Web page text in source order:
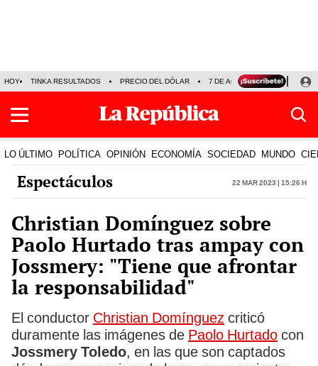
HOY TINKA RESULTADOS PRECIO DEL DÓLAR 7 DE AGOSTO OLLANTA
LO ÚLTIMO POLÍTICA OPINIÓN ECONOMÍA SOCIEDAD MUNDO
Espectáculos 22 Mar 2023 | 15:26 h
Christian Domínguez sobre
Paolo Hurtado tras ampay con
Jossmery: "Tiene que afrontar
la responsabilidad"
El conductor Christian Domínguez criticó
duramente las imágenes de Paolo Hurtado con
Jossmery Toledo, en las que son captados